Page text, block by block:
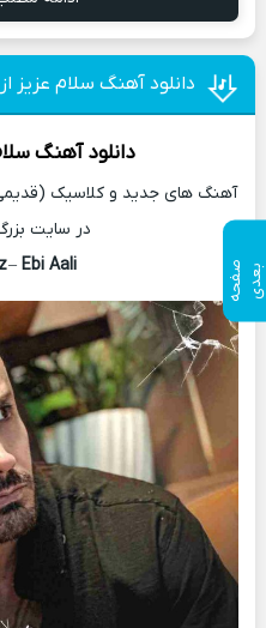
دانلود آهنگ سلام عزیز
دانلود آهنگ
آهنگ های جدید و کلاسیک
در سایت
– Ebi Aali ص
ف
ح
ه ب ع
د ی